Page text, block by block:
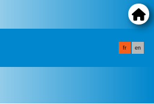
fr en